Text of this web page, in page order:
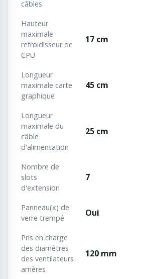
câbles
Hauteur
maximale
refroidisseur de
CPU
17 cm
Longueur
maximale carte
graphique
45 cm
Longueur
maximale du
câble
d'alimentation
25 cm
Nombre de
slots
d'extension
7
Panneau(x) de
verre trempé
Oui
Pris en charge
des diamètres
des ventilateurs
arrières
120 mm